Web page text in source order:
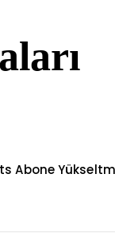
Abone